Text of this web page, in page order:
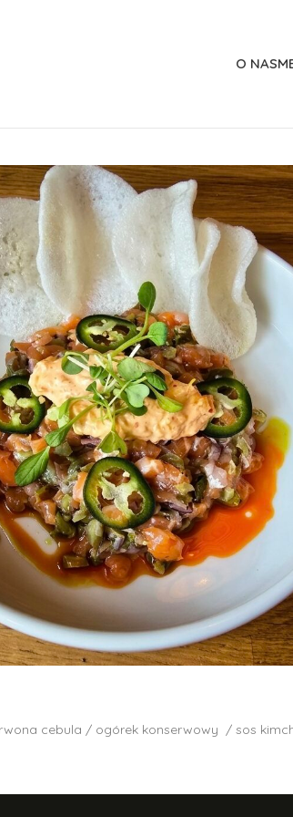
O NAS
cebula / ogórek konserwowy / sos